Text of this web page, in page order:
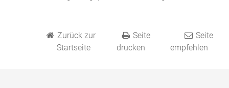
Zurück zur
Startseite
Seite
drucken
Seite
empfehlen